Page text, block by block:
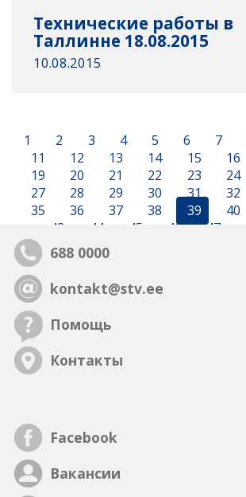
Технические работы в
Таллинне 18.08.2015
10.08.2015
1 2 3 4 5 6 7
11
12 13 14 15 16
19
20 21 22 23 24
27
28 29 30 31 32
35
36 37 38 39 40
43
44 45 46 47
688 0000
kontakt@stv.ee
Помощь
Контакты
Facebook
Вакансии